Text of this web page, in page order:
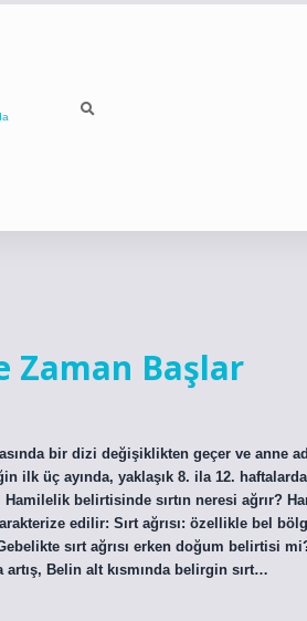
Zaman Başlar
bir dizi değişiklikten geçer ve anne
ilk üç ayında, yaklaşık 8. ila 12. haftalarda
belirtisinde sırtın neresi ağrır?
edilir: Sırt ağrısı: özellikle bel
sırt ağrısı erken doğum belirtisi
Belin alt kısmında belirgin sırt…